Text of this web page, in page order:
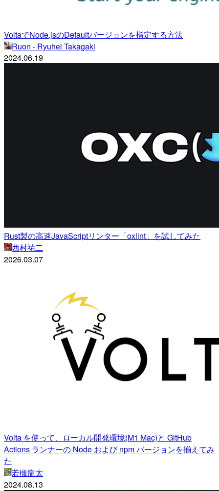
VoltaでNode.jsのDefaultバージョンを指定する方法
Ruon - Ryuhei Takagaki
2024.06.19
Rust製の高速JavaScriptリンター「oxlint」を試してみた
西村祐二
2026.03.07
Volta を使って、ローカル開発環境(M1 Mac)と GitHub
Actions ランナーの Node および npm バージョンを揃えてみ
た
若槻龍太
2024.08.13